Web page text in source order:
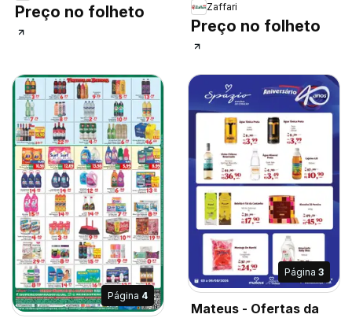
Preço no folheto
Zaffari
Preço no folheto
Página 4
Página 3
Mateus - Ofertas da